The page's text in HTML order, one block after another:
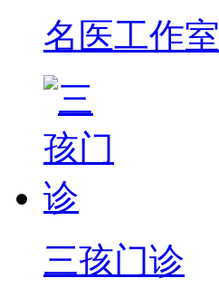
名医工作室
三孩门诊